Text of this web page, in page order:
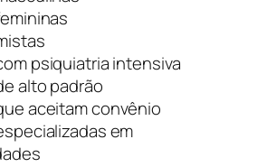
psiquiatria intensiva
alto padrão
aceitam convênio
em